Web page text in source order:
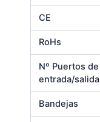
CE
RoHs
Nº Puertos de
entrada/salida
Bandejas